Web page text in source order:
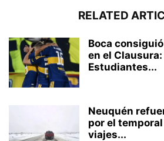
RELATED
Boca
en el
Estudiantes...
Neuquén
por el
viajes...